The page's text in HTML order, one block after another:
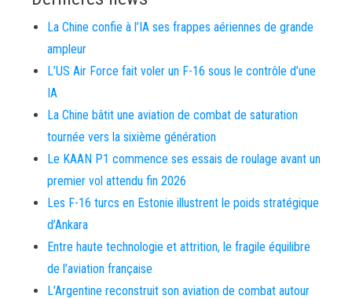
La Chine confie à l’IA ses frappes aériennes de grande
ampleur
L’US Air Force fait voler un F-16 sous le contrôle d’une
IA
La Chine bâtit une aviation de combat de saturation
tournée vers la sixième génération
Le KAAN P1 commence ses essais de roulage avant un
premier vol attendu fin 2026
Les F-16 turcs en Estonie illustrent le poids stratégique
d’Ankara
Entre haute technologie et attrition, le fragile équilibre
de l’aviation française
L’Argentine reconstruit son aviation de combat autour